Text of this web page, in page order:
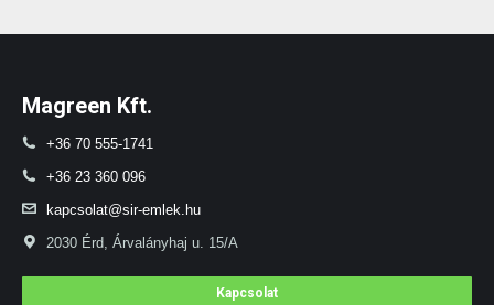
Magreen Kft.
+36 70 555-1741
+36 23 360 096
kapcsolat@sir-emlek.hu
2030 Érd, Árvalányhaj u. 15/A
Kapcsolat